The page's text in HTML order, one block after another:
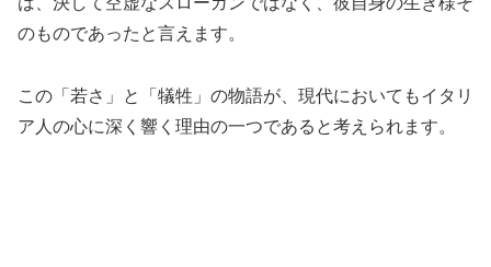
のものであったと言えます。
この「若さ」と「犠牲」の物語が、現代においてもイタリ
ア人の心に深く響く理由の一つであると考えられます。